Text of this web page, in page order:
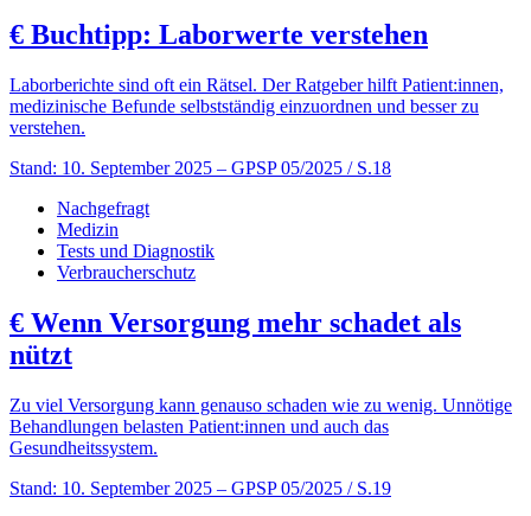
€ Buchtipp: Laborwerte verstehen
Laborberichte sind oft ein Rätsel. Der Ratgeber hilft Patient:innen,
medizinische Befunde selbstständig einzuordnen und besser zu
verstehen.
Stand: 10. September 2025 – GPSP 05/2025 / S.18
Nachgefragt
Medizin
Tests und Diagnostik
Verbraucherschutz
€ Wenn Versorgung mehr schadet als
nützt
Zu viel Versorgung kann genauso schaden wie zu wenig. Unnötige
Behandlungen belasten Patient:innen und auch das
Gesundheitssystem.
Stand: 10. September 2025 – GPSP 05/2025 / S.19